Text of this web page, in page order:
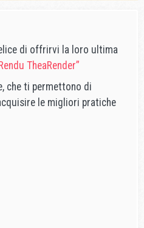
di offrirvi la loro ultima
TheaRender”
che ti permettono di
le migliori pratiche